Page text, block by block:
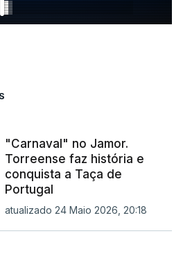
"Carnaval" no Jamor.
Torreense faz história e
conquista a Taça de
Portugal
atualizado 24 Maio 2026, 20:18